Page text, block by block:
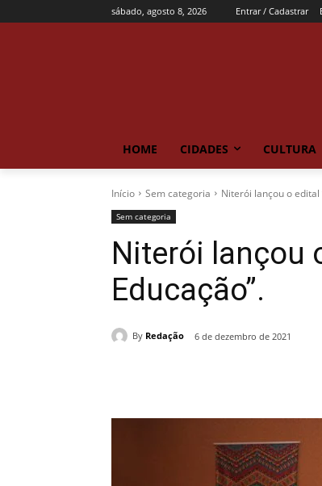
sábado, agosto 8, 2026 Entrar / Cadastrar
HOME CIDADES CULTURA
Início Sem categoria Niterói lançou o edital
Sem categoria
Niterói lançou
Educação”.
By Redação 6 de dezembro de 2021